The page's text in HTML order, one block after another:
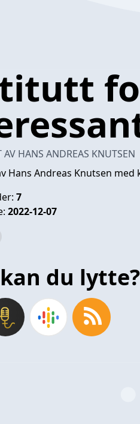
AV HANS ANDREAS KNUTSEN
Hans Andreas Knutsen
7
2022-12-07
du lytte?